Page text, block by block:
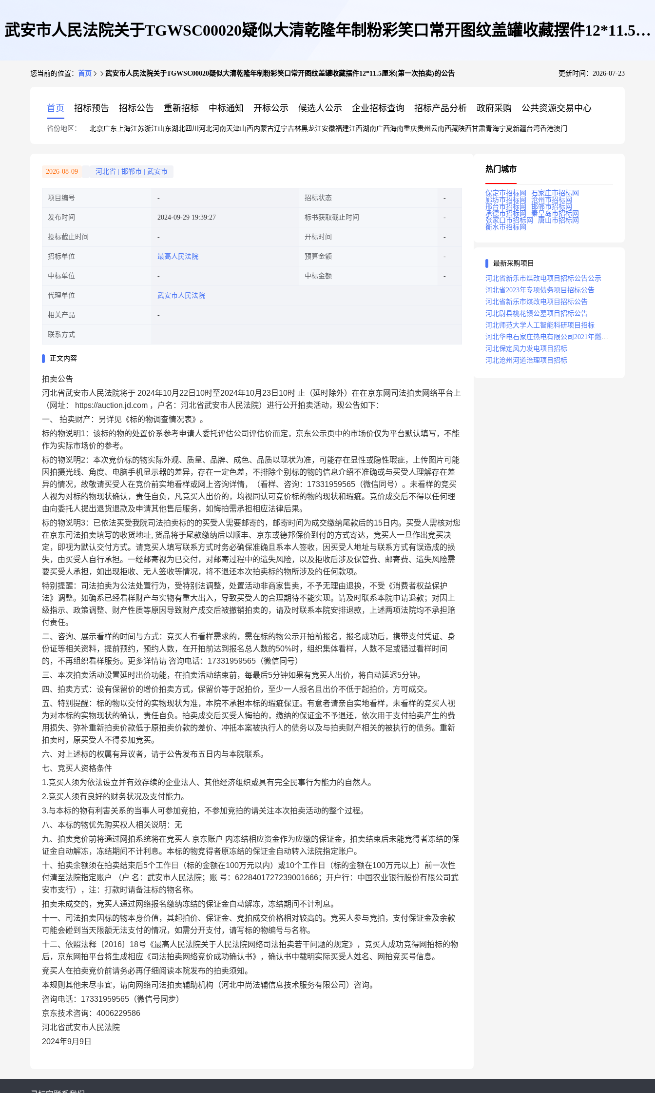
武安市人民法院关于TGWSC00020疑似大清乾隆年制粉彩笑口常开图纹盖罐收藏摆件12*11.5厘
您当前的位置： 首页 武安市人民法院关于TGWSC00020疑似大清乾隆年制粉彩笑口常开图纹盖罐收藏摆件12*11.5厘米(第一次拍卖)的公告 更新时间：2026-07-23
首页 招标预告 招标公告 重新招标 中标通知 开标公示 候选人公示 企业招标查询 招标产品分析 政府采购 公共资源交易中心
省份地区： 北京广东 上海江苏浙江山东湖北四川 河北河南天津山西内蒙古辽宁吉林黑龙江安徽福建江西湖南广西海南重庆贵州 云南西藏陕西甘肃青海宁夏新疆台湾香港澳门
2026-08-09 河北省 邯郸市 武安市
项目编号 招标状态
发布时间 2024-09-29 19:39:27 标书获取截止时间
投标截止时间 开标时间
招标单位 最高人民法院 预算金额
中标单位 中标金额
代理单位 武安市人民法院
相关产品
联系方式
正文内容
拍卖公告
河北省武安市人民法院将于 2024年10月22日10时至2024年10月23日10时 止（延时除外）在在京东网司法拍卖网络平台上
（网址：
https://auction.jd.com ，户名：河北省武安市人民法院）进行公开拍卖活动，现公告如下：
一、
拍卖财产：另详见《标的物调查情况表》。
标的物说明1：该标的物的处置价系参考申请人委托评估公司评估价而定，京东公示页中的市场价仅为平台默认填写，不能
作为实际市场价的参考。
标的物说明2：本次竞价标的物实际外观、质量、品牌、成色、品质以现状为准，可能存在显性或隐性瑕疵，上传图片可能
因拍摄光线、角度、电脑手机显示器的差异，存在一定色差，不排除个别标的物的信息介绍不准确或与买受人理解存在差
异的情况，故敬请买受人在竞价前实地看样或网上咨询详情，（看样、咨询：17331959565（微信同号）。未看样的竞买
人视为对标的物现状确认，责任自负，凡竞买人出价的，均视同认可竞价标的物的现状和瑕疵。竞价成交后不得以任何理
由向委托人提出退货退款及申请其他售后服务，如悔拍需承担相应法律后果。
标的物说明3：已依法买受我院司法拍卖标的的买受人需要邮寄的，邮寄时间为成交缴纳尾款后的15日内。买受人需核对您
在京东司法拍卖填写的收货地址, 货品将于尾款缴纳后以顺丰、京东或德邦保价到付的方式寄达，竞买人一旦作出竞买决
定，即视为默认交付方式。请竞买人填写联系方式时务必确保准确且系本人签收，因买受人地址与联系方式有误造成的损
失，由买受人自行承担。一经邮寄视为已交付，对邮寄过程中的遗失风险，以及拒收后涉及保管费、邮寄费、遗失风险需
要买受人承担，如出现拒收、无人签收等情况，将不退还本次拍卖标的物所涉及的任何款项。
特别提醒：司法拍卖为公法处置行为，受特别法调整，处置活动非商家售卖，不予无理由退换，不受《消费者权益保护
法》调整。如确系已经看样财产与实物有重大出入，导致买受人的合理期待不能实现。请及时联系本院申请退款；对因上
级指示、政策调整、财产性质等原因导致财产成交后被撤销拍卖的，请及时联系本院安排退款，上述两项法院均不承担赔
付责任。
二、咨询、展示看样的时间与方式：竞买人有看样需求的，需在标的物公示开拍前报名，报名成功后，携带支付凭证、身
份证等相关资料，提前预约，预约人数，在开拍前达到报名总人数的50%时，组织集体看样，人数不足或错过看样时间
的，不再组织看样服务。更多详情请 咨询电话：17331959565（微信同号）
三、本次拍卖活动设置延时出价功能，在拍卖活动结束前，每最后5分钟如果有竞买人出价，将自动延迟5分钟。
四、拍卖方式：设有保留价的增价拍卖方式，保留价等于起拍价，至少一人报名且出价不低于起拍价，方可成交。
五、特别提醒：标的物以交付的实物现状为准，本院不承担本标的瑕疵保证。有意者请亲自实地看样，未看样的竞买人视
为对本标的实物现状的确认，责任自负。拍卖成交后买受人悔拍的，缴纳的保证金不予退还，依次用于支付拍卖产生的费
用损失、弥补重新拍卖价款低于原拍卖价款的差价、冲抵本案被执行人的债务以及与拍卖财产相关的被执行的债务。重新
拍卖时，原买受人不得参加竞买。
六、对上述标的权属有异议者，请于公告发布五日内与本院联系。
七、竞买人资格条件
1.竞买人须为依法设立并有效存续的企业法人、其他经济组织或具有完全民事行为能力的自然人。
2.竞买人须有良好的财务状况及支付能力。
3.与本标的物有利害关系的当事人可参加竞拍，不参加竞拍的请关注本次拍卖活动的整个过程。
八、本标的物优先购买权人相关说明：无
九、拍卖竞价前将通过网拍系统将在竞买人 京东账户 内冻结相应资金作为应缴的保证金，拍卖结束后未能竞得者冻结的保
证金自动解冻，冻结期间不计利息。本标的物竞得者原冻结的保证金自动转入法院指定账户。
十、拍卖余额须在拍卖结束后5个工作日（标的金额在100万元以内）或10个工作日（标的金额在100万元以上）前一次性
付清至法院指定账户
（户 名：武安市人民法院；账 号：6228401727239001666；开户行：中国农业银行股份有限公司武
安市支行），注：打款时请备注标的物名称。
拍卖未成交的，竞买人通过网络报名缴纳冻结的保证金自动解冻，冻结期间不计利息。
十一、司法拍卖因标的物本身价值，其起拍价、保证金、竞拍成交价格相对较高的。竞买人参与竞拍，支付保证金及余款
可能会碰到当天限额无法支付的情况，如需分开支付，请写标的物编号与名称。
十二、依照法释〔2016〕18号《最高人民法院关于人民法院网络司法拍卖若干问题的规定》，竞买人成功竞得网拍标的物
后，京东网拍平台将生成相应《司法拍卖网络竞价成功确认书》，确认书中载明实际买受人姓名、网拍竞买号信息。
竞买人在拍卖竞价前请务必再仔细阅读本院发布的拍卖须知。
本规则其他未尽事宜，请向网络司法拍卖辅助机构（河北中尚法辅信息技术服务有限公司）咨询。
咨询电话：17331959565（微信号同步）
京东技术咨询：4006229586
河北省武安市人民法院
2024年9月9日
热门城市
保定市招标网
石家庄市招标网
廊坊市招标网
沧州市招标网
邢台市招标网
邯郸市招标网
承德市招标网
秦皇岛市招标网
张家口市招标网
唐山市招标网
衡水市招标网
最新采购项目
河北省新乐市煤改电项目招标公告公示
河北省2023年专项债务项目招标公告
河北省新乐市煤改电项目招标公告
河北尉县桃花镇公墓项目招标公告
河北师范大学人工智能科研项目招标
河北华电石家庄热电有限公司2021年燃料
分场辅助运行项目招标公告
河北保定风力发电项目招标
河北沧州河道治理项目招标